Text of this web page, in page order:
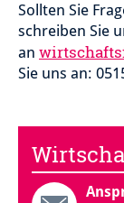
Sollten Sie
schreiben Sie
an
Sie uns an: